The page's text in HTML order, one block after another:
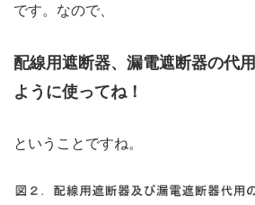
です。なので、
配線用遮断器、漏電遮断器の代
ように使ってね！
ということですね。